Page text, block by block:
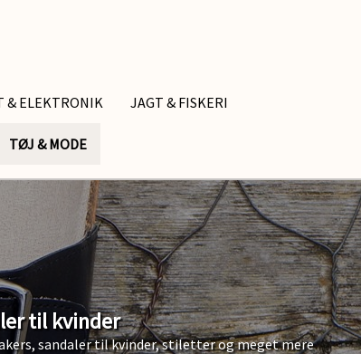
& ELEKTRONIK JAGT & FISKERI
TØJ & MODE
til kvinder
sandaler til kvinder, stiletter og meget mere